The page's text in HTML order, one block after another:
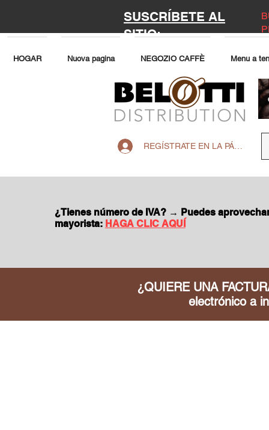
SUSCRÍBETE AL
SITIO:
HOGAR Nuova pagina NEGOZIO CAFFÈ Menu a
REGÍSTRATE EN LA PÁGINA
¿Tienes número de IVA? → Puedes
mayorista: HAGA CLIC AQUÍ
¿QUIERE UNA
electrónico a